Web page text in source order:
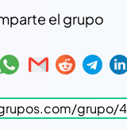
el grupo